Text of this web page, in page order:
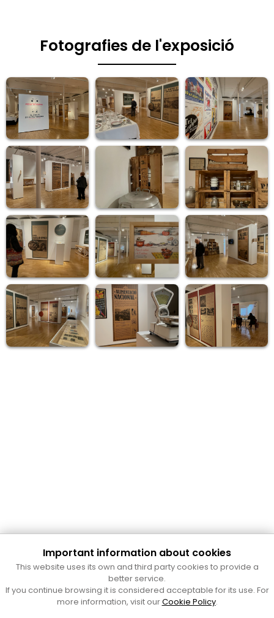
Fotografies de l'exposició
Cultura Mataró
Ajuntament de Mataró
C. de Sant Josep, 9 (Mataró, 08302)
Horari d'obertura: dilluns, dimecres i divendres de 10 a 13 h.
Important information about cookies
This website uses its own and third party cookies to provide a
better service.
If you continue browsing it is considered acceptable for its use. For
more information, visit ourCookie Policy.